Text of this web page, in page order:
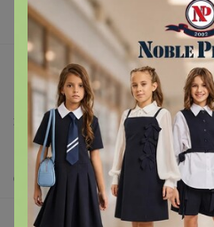
Вакансии
support@24-ok.ru
Написать в поддержку
Защита покупателя
Помощь
О нас
Все предложения